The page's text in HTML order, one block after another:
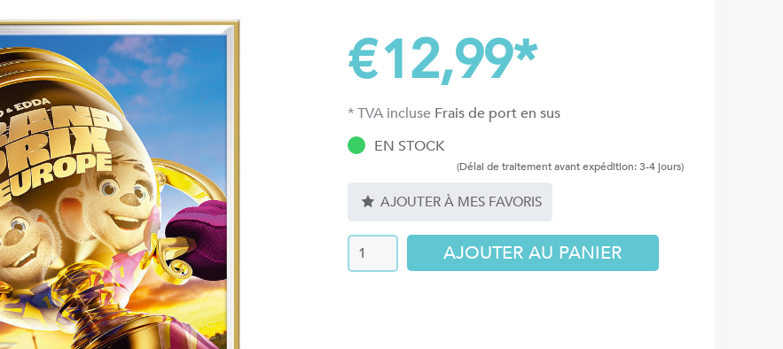
€12,99*
* TVA incluse Frais de port en sus
EN STOCK
(Délai de traitement avant expédition: 3-4 jours)
AJOUTER À MES FAVORIS